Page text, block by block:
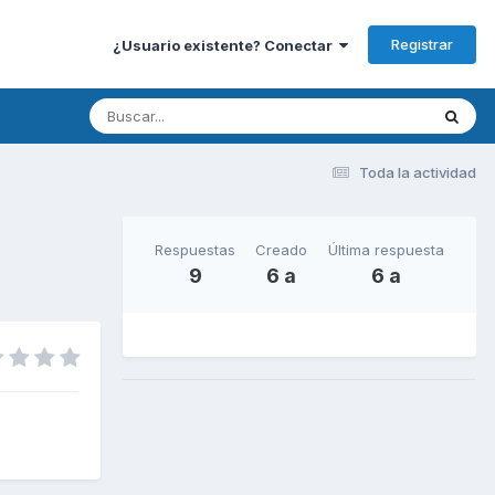
¿Usuario existente? Conectar Registrar
Toda la actividad
Respuestas
9
Creado
6 a
Última respuesta
6 a